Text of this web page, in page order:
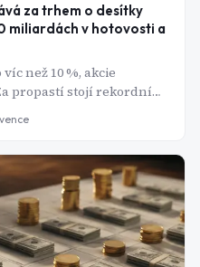
za trhem o desítky
miliardách v hotovosti a
než 10 %, akcie
propastí stojí rekordní
na kapitánském můstku.